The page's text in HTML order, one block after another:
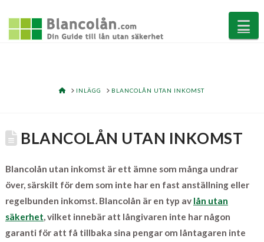
HOMEINLÄGG BLANCOLÅN UTAN INKOMST
BLANCOLÅN UTAN INKOMST
Blancolån utan inkomst är ett ämne som många undrar
över, särskilt för dem som inte har en fast anställning eller
regelbunden inkomst. Blancolån är en typ av lån utan
säkerhet, vilket innebär att långivaren inte har någon
garanti för att få tillbaka sina pengar om låntagaren inte